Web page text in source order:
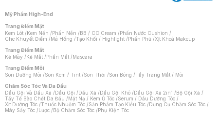
Mỹ Phẩm High-End
Trang Điểm Mặt
Kem Lót /Kem Nền /Phấn Nền /BB / CC Cream /Phấn Nước Cushion /
Che Khuyết Điểm /Má Hồng /Tạo Khối / Highlight /Phấn Phủ /Xịt Khoá Makeup
Trang Điểm Mắt
Kẻ Mày /Kẻ Mắt /Phấn Mắt /Mascara
Trang Điểm Môi
Son Dưỡng Môi /Son Kem / Tint /Son Thỏi /Son Bóng /Tẩy Trang Mắt / Môi
Chăm Sóc Tóc Và Da Đầu
Dầu Gội Và Dầu Xả /Dầu Gội /Dầu Xả /Dầu Gội Khô /Dầu Gội Xả 2in1 /Bộ Gội Xả /
Tẩy Tế Bào Chết Da Đầu /Mặt Nạ / Kem Ủ Tóc /Serum / Dầu Dưỡng Tóc /
Xịt Dưỡng Tóc /Thuốc Nhuộm Tóc /Sản Phẩm Tạo Kiểu Tóc /Dụng Cụ Chăm Sóc Tóc /
Máy Sấy Tóc /Lược /Bộ Chăm Sóc Tóc /Phụ Kiện Tóc